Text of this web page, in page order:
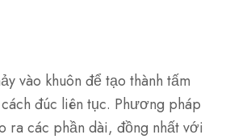
vào khuôn để tạo thành tấm
đúc liên tục. Phương pháp
ra các phần dài, đồng nhất với